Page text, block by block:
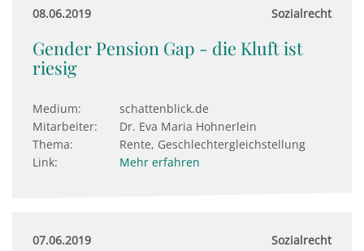
08.06.2019 Sozialrecht
Gender Pension Gap - die Kluft ist
riesig
Medium:
schattenblick.de
Mitarbeiter:
Dr. Eva Maria Hohnerlein
Thema:
Rente, Geschlechtergleichstellung
Link:
Mehr erfahren
07.06.2019 Sozialrecht